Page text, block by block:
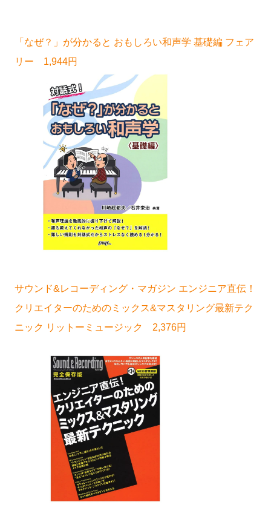
「なぜ？」が分かると おもしろい和声学 基礎編 フェア
リー 1,944円
サウンド&レコーディング・マガジン エンジニア直伝！
クリエイターのためのミックス&マスタリング最新テク
ニック リットーミュージック 2,376円